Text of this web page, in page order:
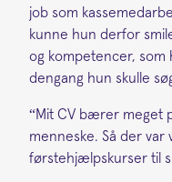
job som
kunne hun derfor
og kompetencer, som
dengang hun skulle
“Mit CV bærer meget
menneske. Så der var
førstehjælpskurser til